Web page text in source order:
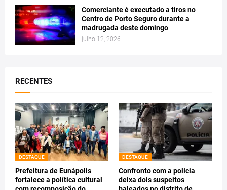
Comerciante é executado a tiros no
Centro de Porto Seguro durante a
madrugada deste domingo
julho 12, 2026
RECENTES
DESTAQUE
Prefeitura de Eunápolis
fortalece a política cultural
DESTAQUE
Confronto com a polícia
deixa dois suspeitos